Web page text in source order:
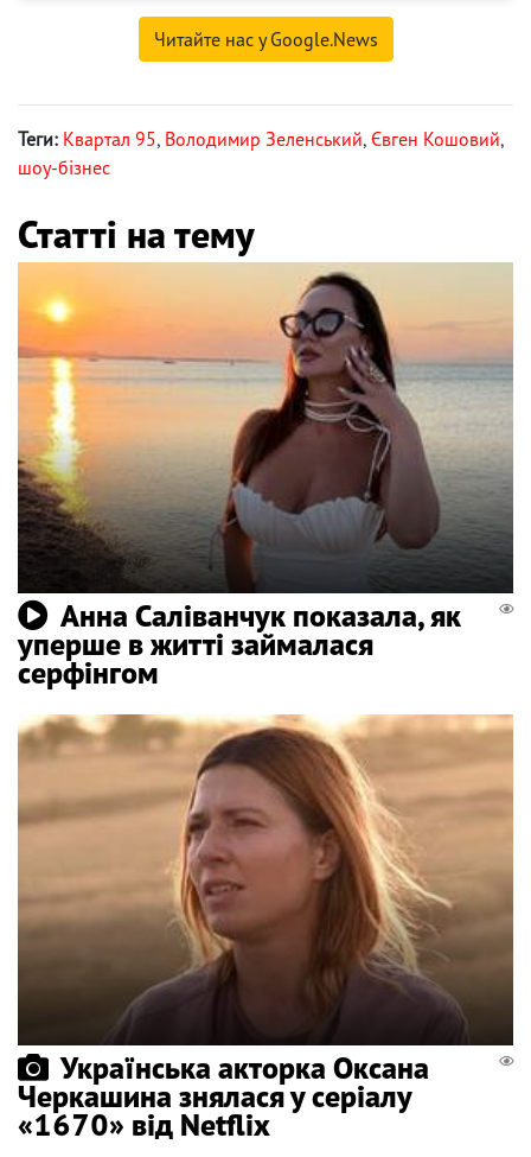
Читайте нас у Google.News
Теги: Квартал 95, Володимир Зеленський, Євген Кошовий,
шоу-бізнес
Статті на тему
Анна Саліванчук показала, як
уперше в житті займалася
серфінгом
Українська акторка Оксана
Черкашина знялася у серіалу
«1670» від Netflix